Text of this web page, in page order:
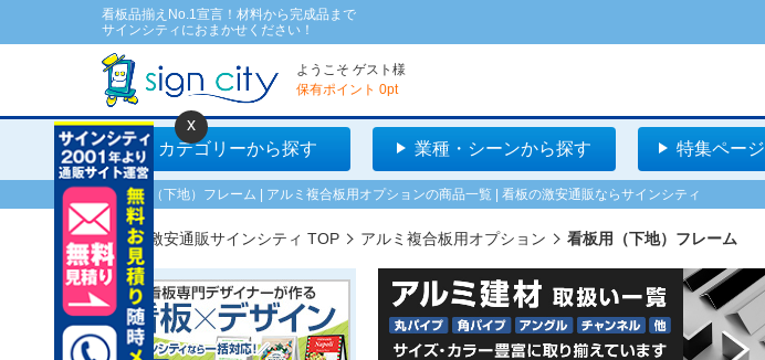
看板品揃えNo.1宣言！材料から完成品まで
サインシティにおまかせください！
ようこそ ゲスト 様
保有ポイント 0pt
カテゴリーから探す 業種・シーンから探す 特集ページ
看板用（下地）フレーム | アルミ複合板用オプションの商品一覧 | 看板の激安通販ならサインシティ
看板の激安通販サインシティ TOP アルミ複合板用オプション 看板用（下地）フレーム
x